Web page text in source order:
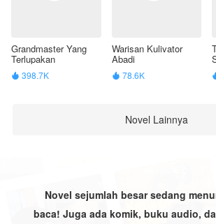
Grandmaster Yang
Terlupakan
 398.7K
Warisan Kulivator
Abadi
 78.6K
Novel Lainnya
Novel sejumlah besar sedang
baca! Juga ada komik, buku audio,